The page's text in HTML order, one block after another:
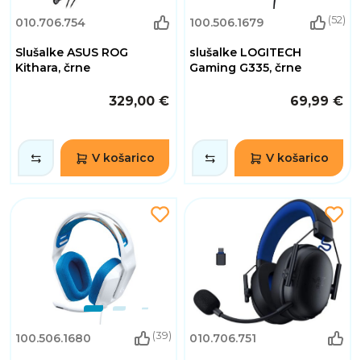
010.706.754
Slušalke ASUS ROG
Kithara, črne
329,00 €
V košarico
100.506.1679 (52)
slušalke LOGITECH
Gaming G335, črne
69,99 €
V košarico
100.506.1680 (39) 010.706.751